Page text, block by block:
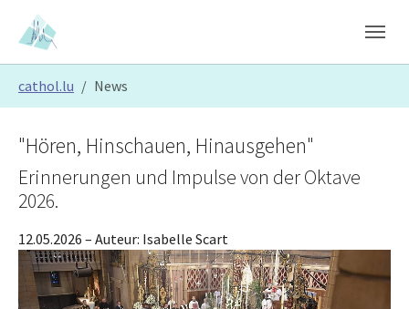
Skip to main content
Skip to page footer
cathol.lu News
"Hören, Hinschauen, Hinausgehen"
Erinnerungen und Impulse von der Oktave
2026.
12.05.2026 – Auteur: Isabelle Scart